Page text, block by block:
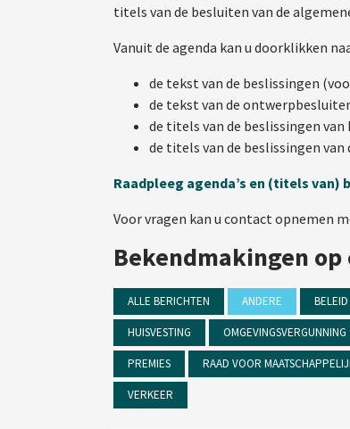
titels van de besluiten van de
Vanuit de agenda kan u doorklikken
de tekst van de beslissingen
de tekst van de
de titels van de beslissingen
de titels van de beslissingen van
Raadpleeg agenda’s en (titels
Voor vragen kan u contact opnemen
Bekendmakingen op
ALLE BERICHTEN ANDERE BELEID
HUISVESTING OMGEVINGSVERGUNNING
PREMIES RAAD VOOR
VERKEER